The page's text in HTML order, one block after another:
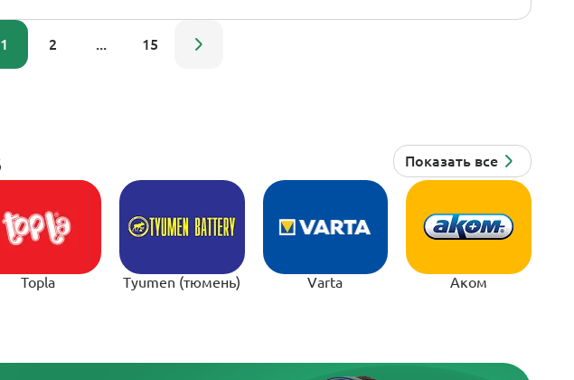
1 2 ... 15
Topla Tyumen (тюмень) Varta Аком